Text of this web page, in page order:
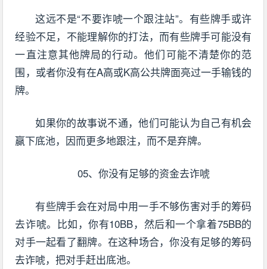
这远不是“不要诈唬一个跟注站”。有些牌手或许
经验不足，不能理解你的打法，而有些牌手可能没有
一直注意其他牌局的行动。他们可能不清楚你的范
围，或者你没有在A高或K高公共牌面亮过一手输钱的
牌。
如果你的故事说不通，他们可能认为自己有机会
赢下底池，因而更多地跟注，而不是弃牌。
05、你没有足够的资金去诈唬
有些牌手会在对局中用一手不够伤害对手的筹码
去诈唬。比如，你有10BB，然后和一个拿着75BB的
对手一起看了翻牌。在这种场合，你没有足够的筹码
去诈唬，把对手赶出底池。